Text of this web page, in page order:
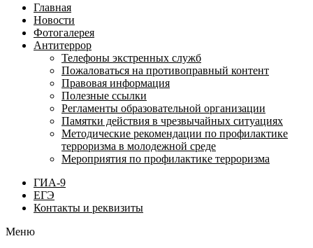
Главная
Новости
Фотогалерея
Антитеррор
Телефоны экстренных служб
Пожаловаться на противоправный контент
Правовая информация
Полезные ссылки
Регламенты образовательной организации
Памятки действия в чрезвычайных ситуациях
Методические рекомендации по профилактике
терроризма в молодежной среде
Мероприятия по профилактике терроризма
ГИА-9
ЕГЭ
Контакты и реквизиты
Меню